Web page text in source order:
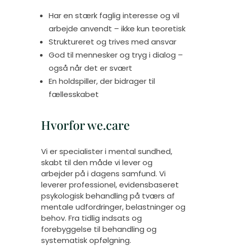
Har en stærk faglig interesse og vil
arbejde anvendt – ikke kun teoretisk
Struktureret og trives med ansvar
God til mennesker og tryg i dialog –
også når det er svært
En holdspiller, der bidrager til
fællesskabet
Hvorfor we.care
Vi er specialister i mental sundhed,
skabt til den måde vi lever og
arbejder på i dagens samfund. Vi
leverer professionel, evidensbaseret
psykologisk behandling på tværs af
mentale udfordringer, belastninger og
behov. Fra tidlig indsats og
forebyggelse til behandling og
systematisk opfølgning.